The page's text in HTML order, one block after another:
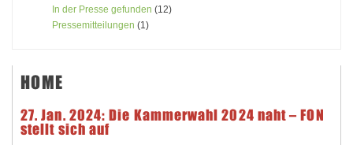
In der Presse gefunden (12)
Pressemitteilungen (1)
HOME
27. Jan. 2024: Die Kammerwahl 2024 naht – FON
stellt sich auf